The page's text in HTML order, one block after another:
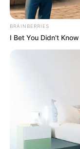
Dudit, aki
mesélte az
remek
Zserbó terasza
Ő is látott
közelebb ért,
olyan szépen
asztalok és a
BRAINBERRIES
I Bet You Didn't